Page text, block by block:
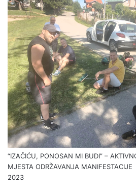
“IZAČIĆU, PONOSAN MI BUDI” –
MJESTA ODRŽAVANJA MANIFESTACIJE
2023